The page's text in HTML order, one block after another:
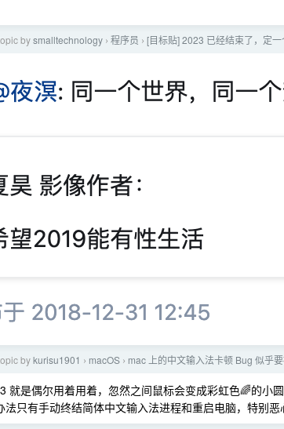
bysmalltechnology › 程序员 › [目标贴] 2023 已经结束了，定一
bykurisu1901 › macOS › mac 上的中文输入法卡顿 Bug 似乎
就是偶尔用着用着，忽然之间鼠标会变成彩虹色🌈的小
法只有手动终结简体中文输入法进程和重启电脑，特别恶